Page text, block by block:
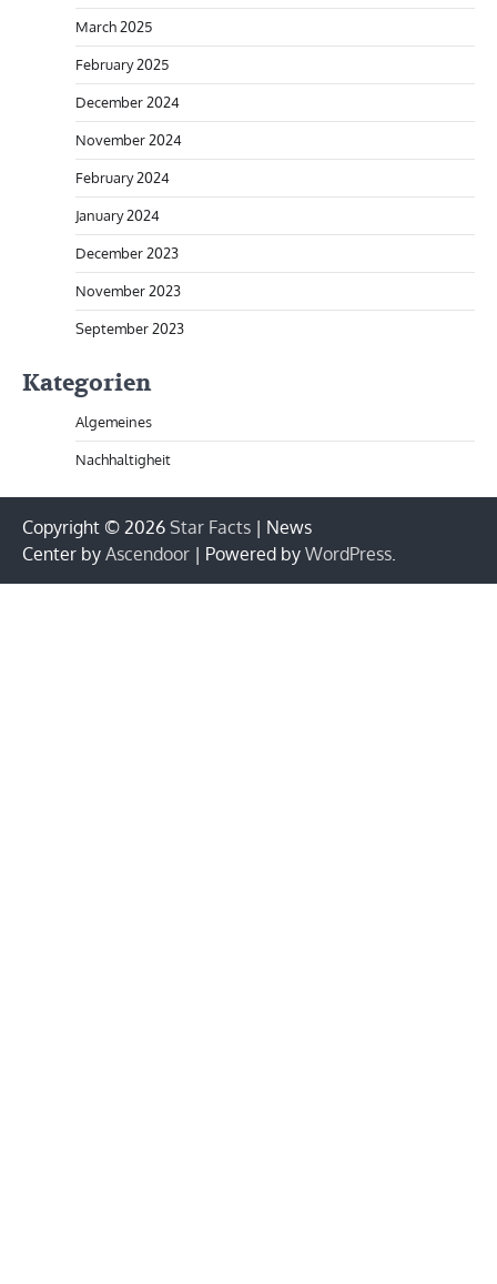
March 2025
February 2025
December 2024
November 2024
February 2024
January 2024
December 2023
November 2023
September 2023
Kategorien
Algemeines
Nachhaltigheit
Copyright © 2026 Star Facts | News
Center by Ascendoor | Powered by WordPress.